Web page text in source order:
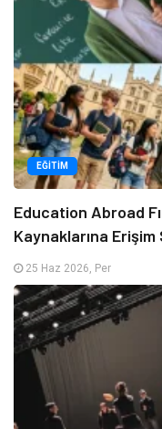
EĞITIM
Education Abroad
Kaynaklarına
25 Haz 2026, Per